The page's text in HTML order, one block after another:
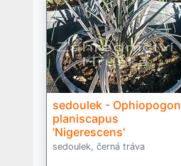
sedoulek - Ophiopogon
planiscapus
'Nigerescens'
sedoulek, černá tráva